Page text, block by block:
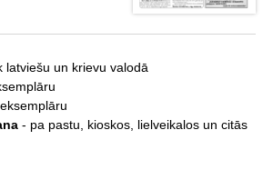
latviešu un krievu valodā
- pa pastu, kioskos, lielveikalos un citās